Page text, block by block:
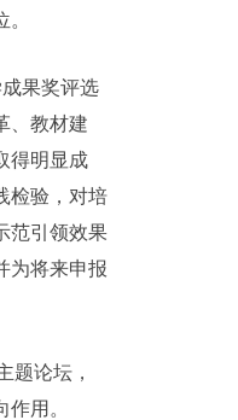
果奖评选
、教材建
得明显成
检验，对培
范引领效果
为将来申报
题论坛，
用。